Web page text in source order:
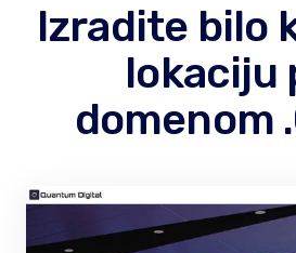
Izradite bilo
lokaciju
domenom